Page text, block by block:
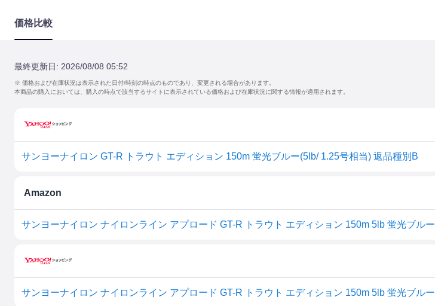
価格比較
最終更新日: 2026/08/08 05:52
※ 価格および在庫状況は表示された日付/時刻の時点のものであり、変更される場合があります。
本商品の購入においては、購入の時点で該当するサイトに表示されている価格および在庫状況に関する情報が適用されます。
サンヨーナイロン GT-R トラウト エディション 150m 蛍光ブルー(5lb/ 1.25号相当) 返品種別B
Amazon
サンヨーナイロン ナイロンライン アプロード GT-R トラウト エディション 150m 5lb 蛍光ブルー
サンヨーナイロン ナイロンライン アプロード GT-R トラウト エディション 150m 5lb 蛍光ブルー